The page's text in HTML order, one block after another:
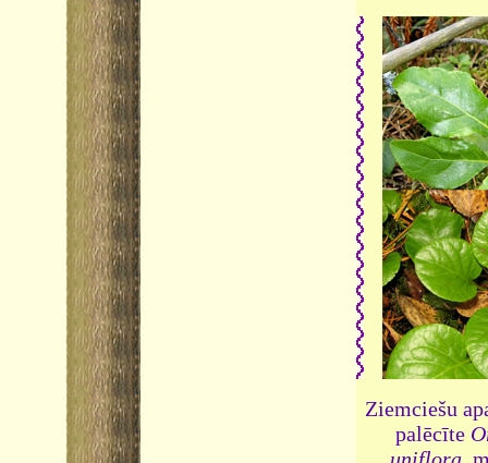
Ziemciešu
palēcīte
uniflora,